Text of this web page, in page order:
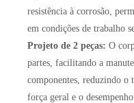
resistência à corrosão,
em condições de trabalho
Projeto de 2 peças: O
partes, facilitando a
componentes, reduzindo o
força geral e o